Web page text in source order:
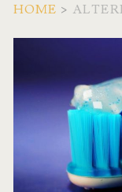
HOME >
och